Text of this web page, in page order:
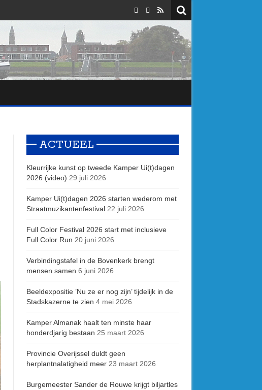
ACTUEEL
Kleurrijke kunst op tweede Kamper Ui(t)dagen
2026 (video) 29 juli 2026
Kamper Ui(t)dagen 2026 starten wederom met
Straatmuzikantenfestival 22 juli 2026
Full Color Festival 2026 start met inclusieve
Full Color Run 20 juni 2026
Verbindingstafel in de Bovenkerk brengt
mensen samen 6 juni 2026
Beeldexpositie ’Nu ze er nog zijn’ tijdelijk in de
Stadskazerne te zien 4 mei 2026
Kamper Almanak haalt ten minste haar
honderdjarig bestaan 25 maart 2026
Provincie Overijssel duldt geen
herplantnalatigheid meer 23 maart 2026
Burgemeester Sander de Rouwe krijgt biljartles